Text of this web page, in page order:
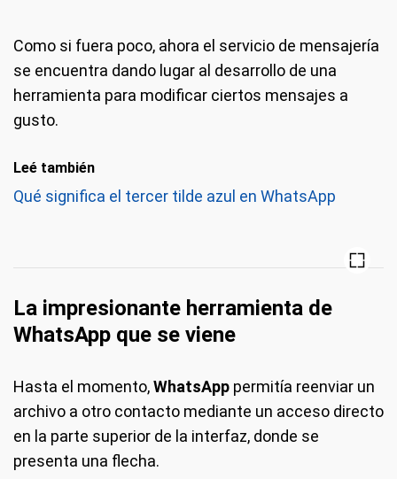
Como si fuera poco, ahora el servicio de mensajería
se encuentra dando lugar al desarrollo de una
herramienta para modificar ciertos mensajes a
gusto.
Leé también
Qué significa el tercer tilde azul en WhatsApp
La impresionante herramienta de
WhatsApp que se viene
Hasta el momento,WhatsApp permitía reenviar un
archivo a otro contacto mediante un acceso directo
en la parte superior de la interfaz, donde se
presenta una flecha.